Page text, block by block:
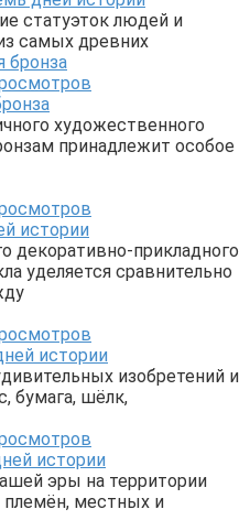
статуэток людей и
самых древних
художественного
принадлежит особое
истории
декоративно-прикладного
уделяется сравнительно
истории
изобретений и
бумага, шёлк,
истории
эры на территории
местных и